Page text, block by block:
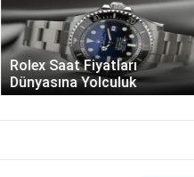
Rolex Saat Fiyatları
Dünyasına Yolculuk